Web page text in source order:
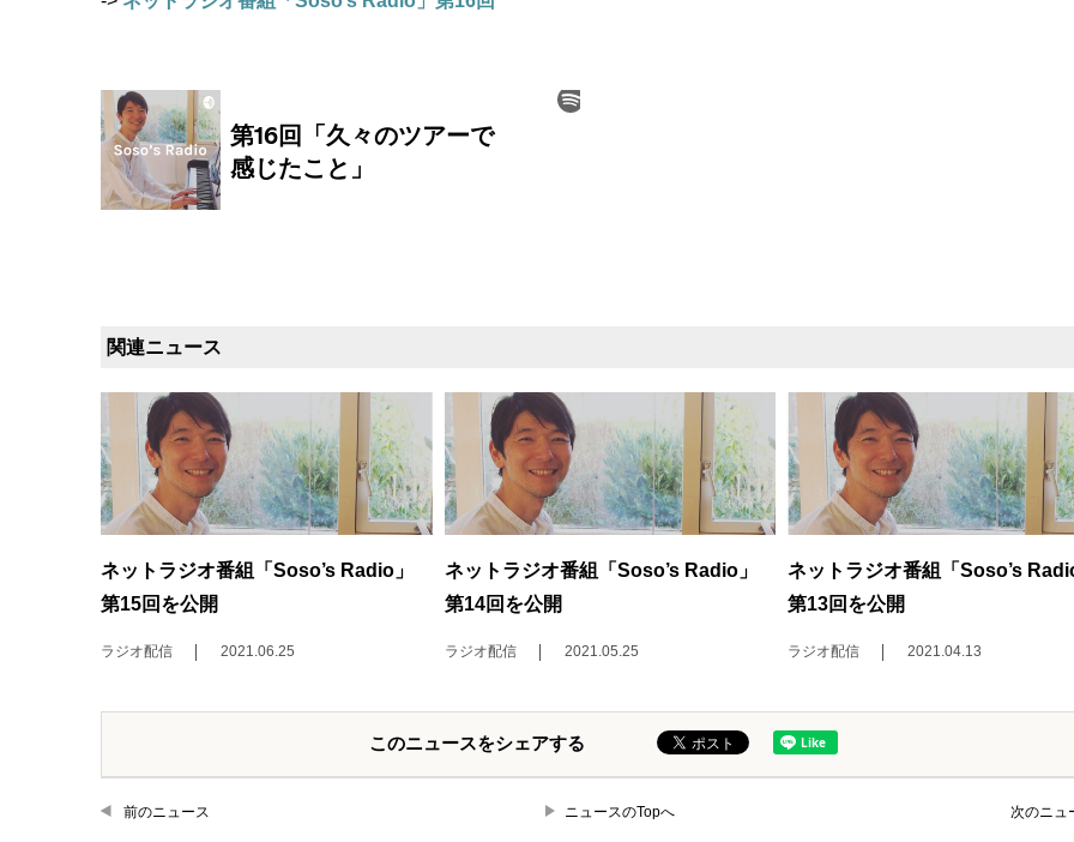
関連ニュース
ネットラジオ番組「Soso’s Radio」
第15回を公開
ラジオ配信 2021.06.25
ネットラジオ番組「Soso’s Radio」
第14回を公開
ラジオ配信 2021.05.25
ネットラジオ番組「Soso’s
第13回を公開
ラジオ配信 2021.04.13
このニュースをシェアする
前のニュース ニュースのTopへ 次のニュ